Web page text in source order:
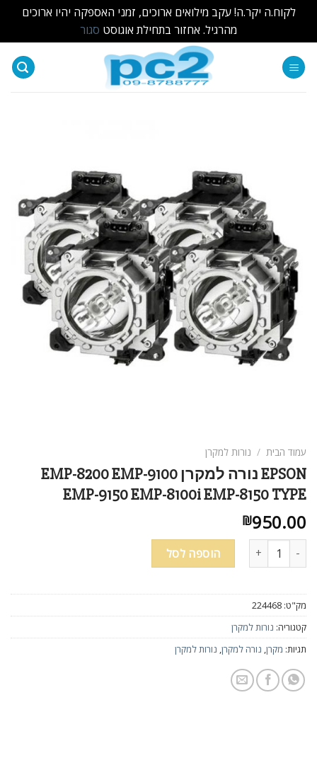
לקוח.ה יקר.ה! עקב מילואים ארוכים, זמני האספקה יהיו ארוכים
מהרגיל. אחזור בתחילת אוגוסט סגור
עמוד הבית / נורות למקרן
EPSON נורה למקרן EMP-8200 EMP-9100
EMP-9150 EMP-8100i EMP-8150 TYPE
₪950.00
כמות של EPSON נורה למקרן EMP-8200 EMP-9100 EMP-9150 EMP-8100i EMP-8150 TYPE הוספה לסל
מק"ט: 224468
קטגוריה: נורות למקרן
תגיות: מקרן, נורה למקרן, נורות למקרן